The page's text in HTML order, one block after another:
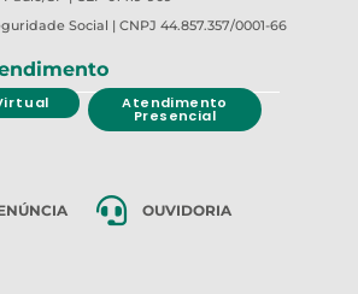
Social | CNPJ 44.857.357/0001-66
Atendimento
Presencial
OUVIDORIA